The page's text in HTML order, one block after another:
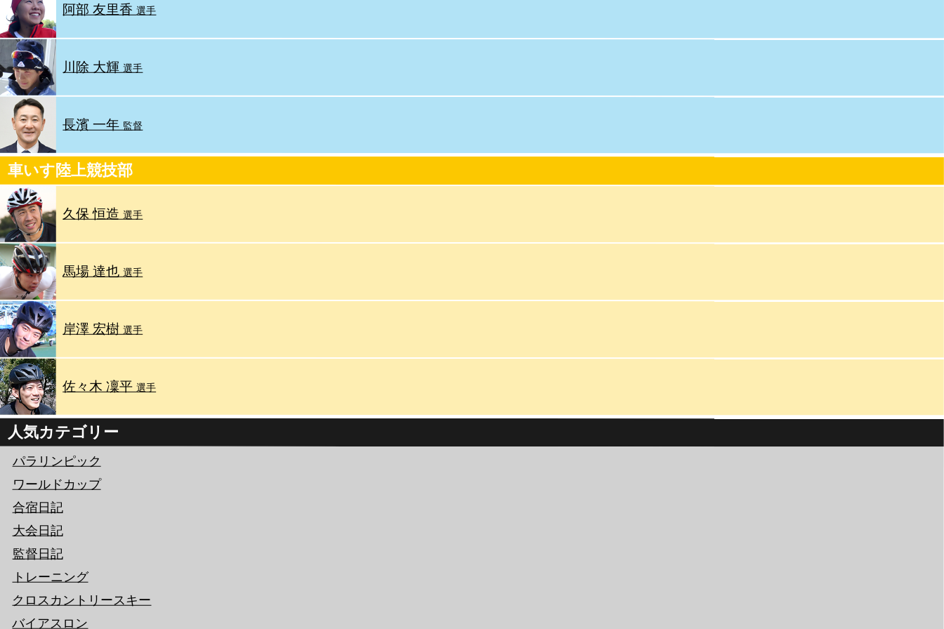
阿部 友里香選手
川除 大輝選手
長濱 一年 監督
車いす陸上競技部
久保 恒造選手
馬場 達也選手
岸澤 宏樹選手
佐々木 凜平選手
人気カテゴリー
パラリンピック
ワールドカップ
合宿日記
大会日記
監督日記
トレーニング
クロスカントリースキー
バイアスロン